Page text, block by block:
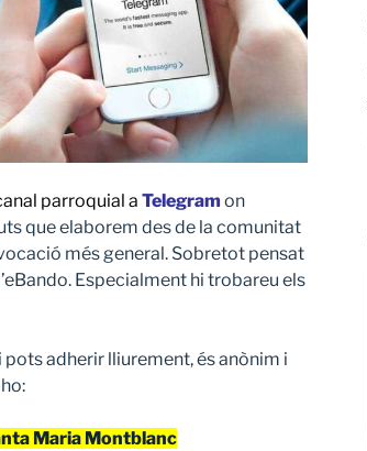
parroquial a Telegram on
que elaborem des de la comunitat
més general. Sobretot pensat
Especialment hi trobareu els
pots adherir lliurement, és anònim i
Maria Montblanc